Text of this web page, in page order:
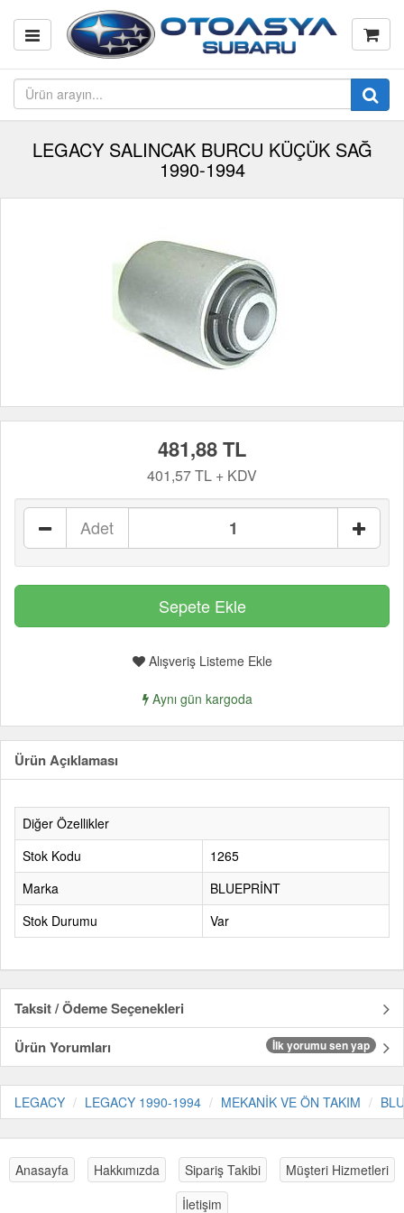
LEGACY SALINCAK BURCU KÜÇÜK SAĞ
1990-1994
481,88 TL
401,57 TL + KDV
Adet
Alışveriş Listeme Ekle
Aynı gün kargoda
Ürün Açıklaması
Diğer Özellikler
Stok Kodu
1265
Marka
BLUEPRİNT
Stok Durumu
Var
Taksit / Ödeme Seçenekleri
Ürün Yorumları
İlk yorumu sen yap
LEGACY LEGACY 1990-1994 MEKANİK VE ÖN TAKIM
Anasayfa Hakkımızda Sipariş Takibi
Müşteri Hizmetleri
İletişim